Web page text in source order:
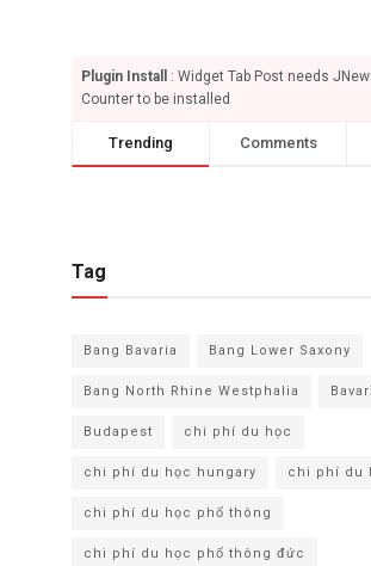
Plugin Install
: Widget Tab Post needs
Counter to be installed
Trending Comments
Tag
Bang Bavaria Bang Lower Saxony
Bang North Rhine Westphalia
Budapest chi phí du học
chi phí du học hungary chi phí du
chi phí du học phổ thông
chi phí du học phổ thông đức